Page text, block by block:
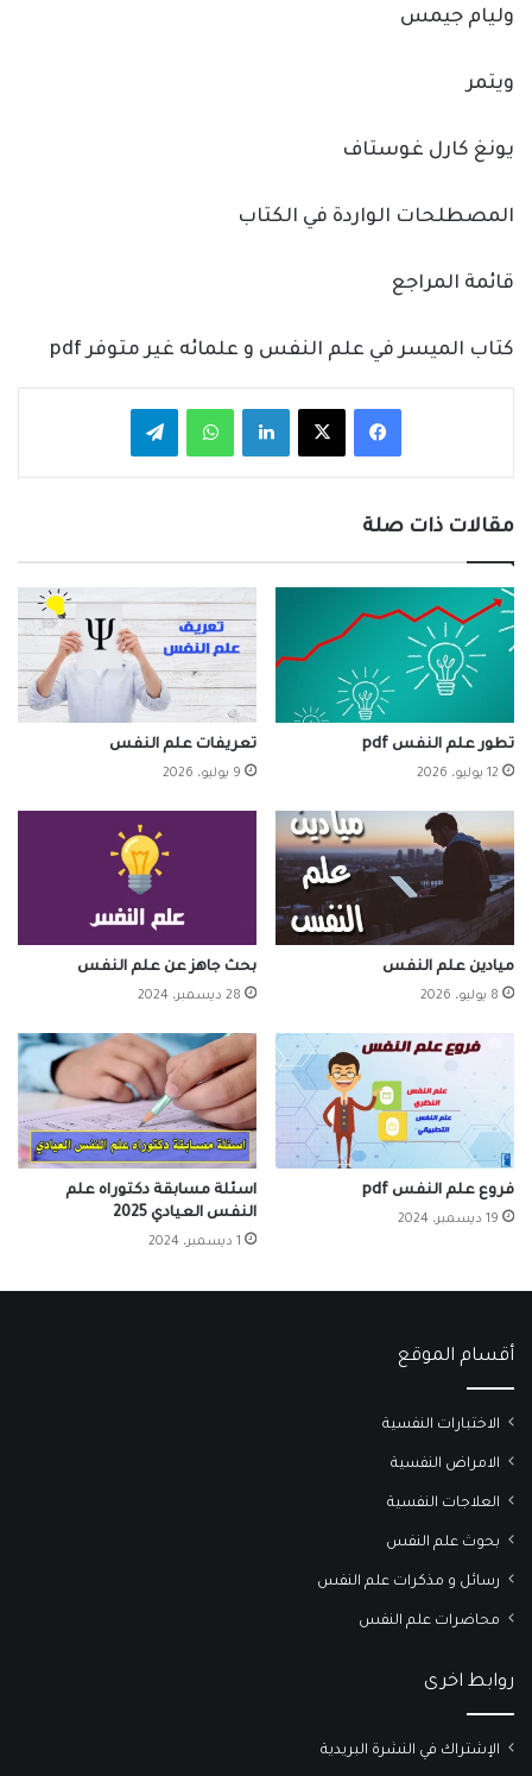
وليام جيمس
ويتمر
يونغ كارل غوستاف
المصطلحات الواردة في الكتاب
قائمة المراجع
كتاب الميسر في علم النفس و علمائه غير متوفر pdf
فيسبوك لينكدإن واتساب
مقالات ذات صلة
تطور علم النفس pdf
12 يوليو، 2026
تعريفات علم النفس
9 يوليو، 2026
ميادين علم النفس
8 يوليو، 2026
بحث جاهز عن علم النفس
28 ديسمبر، 2024
فروع علم النفس pdf
19 ديسمبر، 2024
اسئلة مسابقة دكتوراه علم
النفس العيادي 2025
1 ديسمبر، 2024
أقسام الموقع
الاختبارات النفسية
الامراض النفسية
العلاجات النفسية
بحوث علم النفس
رسائل و مذكرات علم النفس
محاضرات علم النفس
روابط اخرى
الإشتراك في النشرة البريدية